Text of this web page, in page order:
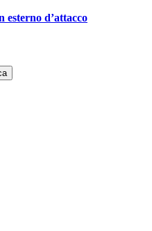
d’attacco